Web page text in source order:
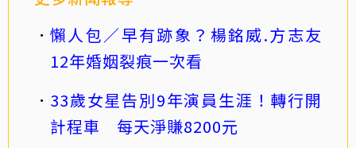
懶人包／早有跡象？楊銘威.方志友
12年婚姻裂痕一次看
33歲女星告別9年演員生涯！轉行開
計程車 每天淨賺8200元